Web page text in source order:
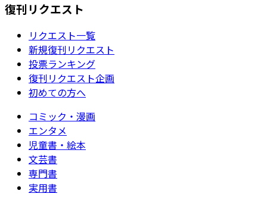
復刊リクエスト
リクエスト一覧
新規復刊リクエスト
投票ランキング
復刊リクエスト企画
初めての方へ
コミック・漫画
エンタメ
児童書・絵本
文芸書
専門書
実用書